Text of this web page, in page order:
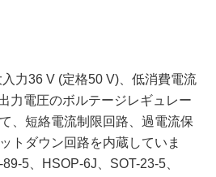
力36 V (定格50 V)、低消費電流
力電圧のボルテージレギュレー
、短絡電流制限回路、過電流保
トダウン回路を内蔵していま
5、HSOP-6J、SOT-23-5、